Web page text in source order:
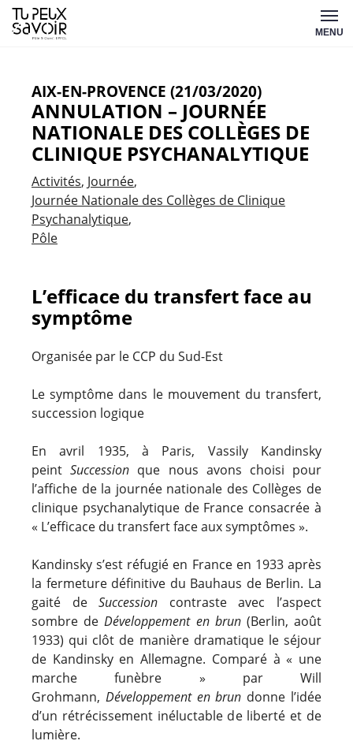
Aller
au
MENU
AIX-EN-PROVENCE (21/03/2020)
ANNULATION – JOURNÉE
NATIONALE DES COLLÈGES DE
CLINIQUE PSYCHANALYTIQUE
Activités Journée
Journée Nationale des Collèges de Clinique
Psychanalytique
Pôle
L’efficace du transfert face au
symptôme
Organisée par le CCP du Sud-Est
Le symptôme dans le mouvement du transfert,
succession logique
En avril 1935, à Paris, Vassily Kandinsky
peintSuccession que nous avons choisi pour
l’affiche de la journée nationale des Collèges de
clinique psychanalytique de France consacrée à
« L’efficace du transfert face aux symptômes ».
Kandinsky s’est réfugié en France en 1933 après
la fermeture définitive du Bauhaus de Berlin. La
gaité deSuccession contraste avec l’aspect
sombre deDéveloppement en brun(Berlin, août
1933) qui clôt de manière dramatique le séjour
de Kandinsky en Allemagne. Comparé à « une
marche funèbre » par Will
Grohmann, Développement en brun donne l’idée
d’un rétrécissement inéluctable de liberté et de
lumière.